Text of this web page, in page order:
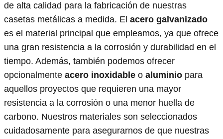
de alta calidad para la fabricación de nuestras
casetas metálicas a medida. El acero galvanizado
es el material principal que empleamos, ya que ofrece
una gran resistencia a la corrosión y durabilidad en el
tiempo. Además, también podemos ofrecer
opcionalmente acero inoxidable o aluminio para
aquellos proyectos que requieren una mayor
resistencia a la corrosión o una menor huella de
carbono. Nuestros materiales son seleccionados
cuidadosamente para asegurarnos de que nuestras